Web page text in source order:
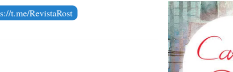
t.me/RevistaRost